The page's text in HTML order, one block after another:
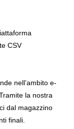
CSV
nell’ambito e-
la nostra
dal magazzino
finali.